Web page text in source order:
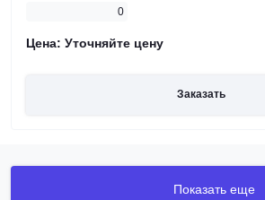
0
Цена: Уточняйте цену
Заказать
Показать еще